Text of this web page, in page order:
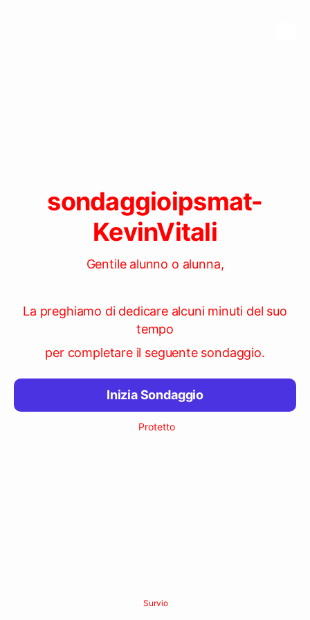
sondaggioipsmat-
KevinVitali
Gentile alunno o alunna,
La preghiamo di dedicare alcuni minuti del suo
tempo
per completare il seguente sondaggio.
Inizia Sondaggio
Protetto
Survio